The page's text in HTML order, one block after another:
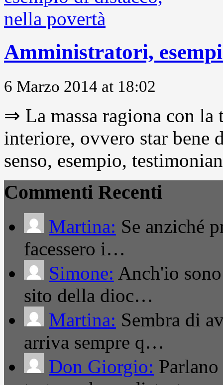
Amministratori,
6 Marzo 2014 at 18:02
⇒ La massa ragiona con
interiore, ovvero star
senso, esempio,
Commenti Recenti
Martina: Se anziché
facessero i…
Simone: Anch'io
sito della dioc…
Martina: Sembra di
arriva sempre q…
Don Giorgio: